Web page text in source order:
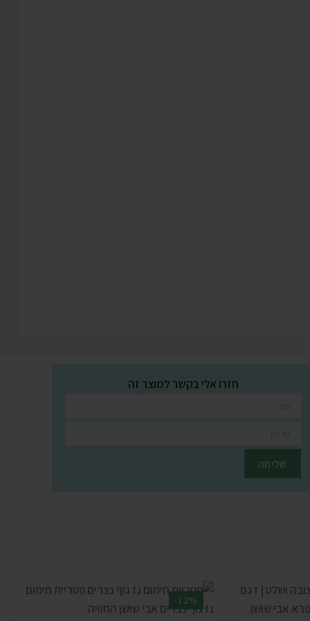
חזרו אלי בקשר למוצר זה
השאירו פרטים ונציגינו יחזרו אליכם בהקדם
-12%